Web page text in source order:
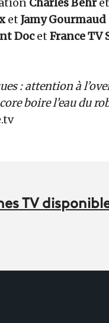
Charles Behret
et Jamy Gourmaud
Docet France TV
: attention à
boire l’eau du
TV